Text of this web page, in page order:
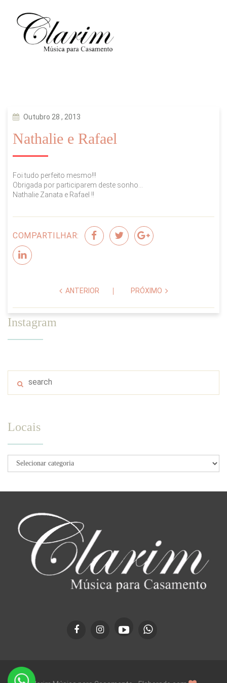
Outubro 28 , 2013
Nathalie e Rafael
Foi tudo perfeito mesmo!!!
Obrigada por participarem deste sonho…
Nathalie Zanata e Rafael !!
COMPARTILHAR:
ANTERIOR PRÓXIMO
Instagram
Locais